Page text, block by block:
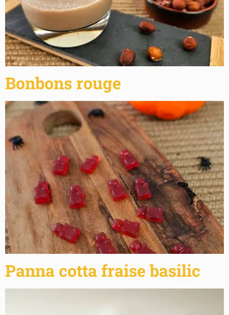
Bonbons rouge
Panna cotta fraise basilic